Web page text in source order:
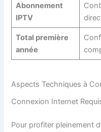
Abonnement
IPTV
Total première
année
Aspects Techniques à
Connexion Internet
Pour profiter pleinement